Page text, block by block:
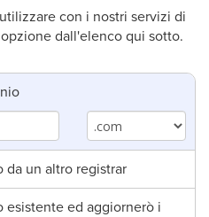
con i nostri servizi di
dall'elenco qui sotto.
da un altro registrar
ed aggiornerò i